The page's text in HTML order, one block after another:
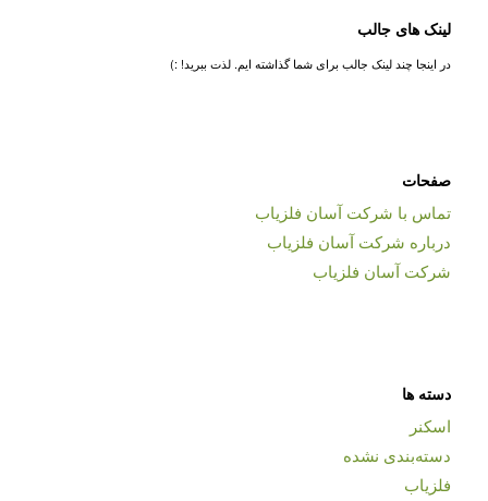
لینک های جالب
در اینجا چند لینک جالب برای شما گذاشته ایم. لذت ببرید! :)
صفحات
تماس با شرکت آسان فلزیاب
درباره شرکت آسان فلزیاب
شرکت آسان فلزیاب
دسته ها
اسکنر
دسته‌بندی نشده
فلزیاب